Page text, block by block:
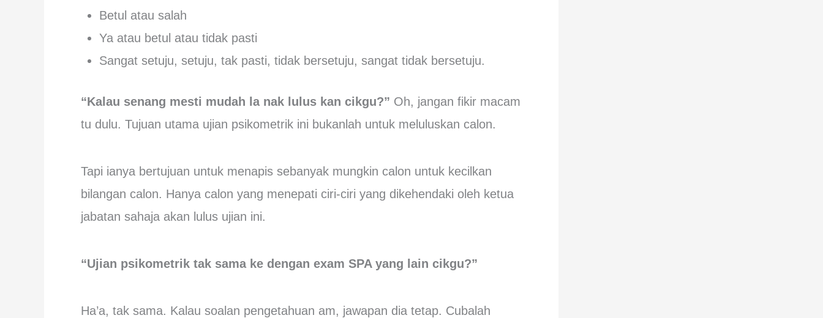
Betul atau salah
Ya atau betul atau tidak pasti
Sangat setuju, setuju, tak pasti, tidak bersetuju, sangat tidak bersetuju.
“Kalau senang mesti mudah la nak lulus kan cikgu?” Oh, jangan fikir macam
tu dulu. Tujuan utama ujian psikometrik ini bukanlah untuk meluluskan calon.
Tapi ianya bertujuan untuk menapis sebanyak mungkin calon untuk kecilkan
bilangan calon. Hanya calon yang menepati ciri-ciri yang dikehendaki oleh ketua
jabatan sahaja akan lulus ujian ini.
“Ujian psikometrik tak sama ke dengan exam SPA yang lain cikgu?”
Ha’a, tak sama. Kalau soalan pengetahuan am, jawapan dia tetap. Cubalah